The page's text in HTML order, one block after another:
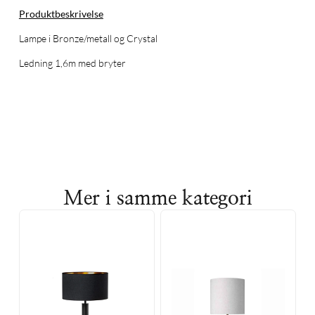
Produktbeskrivelse
Lampe i Bronze/metall og Crystal
Ledning 1,6m med bryter
Mer i samme kategori